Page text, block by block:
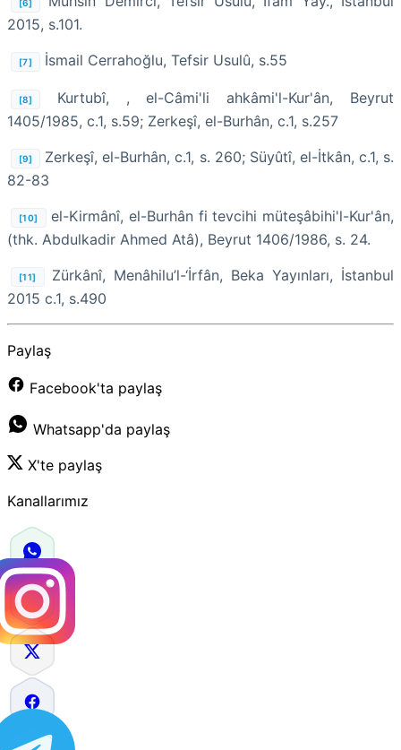
[6]
2015, s.101.
[7] İsmail Cerrahoğlu, Tefsir Usulû, s.55
[8]
Kurtubî, , el-Câmi'li ahkâmi'l-Kur'ân, Beyrut
1405/1985, c.1, s.59; Zerkeşî, el-Burhân, c.1, s.257
[9]
Zerkeşî, el-Burhân, c.1, s. 260; Süyûtî, el-İtkân, c.1, s.
82-83
[10]
el-Kirmânî, el-Burhân fi tevcihi müteşâbihi'l-Kur'ân,
(thk. Abdulkadir Ahmed Atâ), Beyrut 1406/1986, s. 24.
[11]
Zürkânî, Menâhilu’l-‘İrfân, Beka Yayınları, İstanbul
2015 c.1, s.490
Paylaş
Facebook'ta paylaş
Whatsapp'da paylaş
X'te paylaş
Kanallarımız